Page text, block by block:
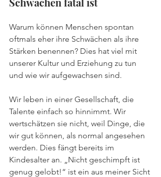
Warum können Menschen spontan
oftmals eher ihre Schwächen als ihre
Stärken benennen? Dies hat viel mit
unserer Kultur und Erziehung zu tun
und wie wir aufgewachsen sind.
Wir leben in einer Gesellschaft, die
Talente einfach so hinnimmt. Wir
wertschätzen sie nicht, weil Dinge, die
wir gut können, als normal angesehen
werden. Dies fängt bereits im
Kindesalter an. „Nicht geschimpft ist
genug gelobt!“ ist ein aus meiner Sicht